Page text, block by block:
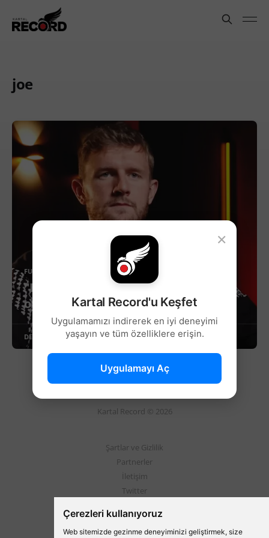
Çerezleri kullanıyoruz
Web sitemizde gezinme deneyiminizi geliştirmek, size
joe
FUTBOL
"Beşiktaş gibi büyük bir kulüpte
oynamak beni heyecanlandırıyor."
DEVAMINI OKU
Kartal Record © 2026
Şartlar ve Gizlilik
Partnerler
İletişim
Twitter
×
Kartal Record'u Keşfet
Uygulamamızı indirerek en iyi deneyimi
yaşayın ve tüm özelliklere erişin.
Uygulamayı Aç